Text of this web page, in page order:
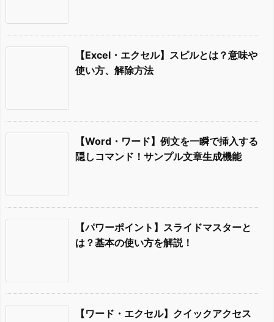
【Excel・エクセル】スピルとは？意味や
使い方、解除方法
【Word・ワード】例文を一瞬で挿入する
隠しコマンド！サンプル文章生成機能
【パワーポイント】スライドマスターと
は？基本の使い方を解説！
【ワード・エクセル】クイックアクセス